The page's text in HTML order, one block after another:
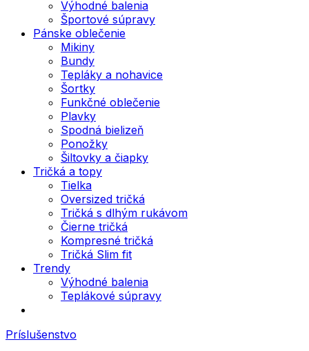
Výhodné balenia
Športové súpravy
Pánske oblečenie
Mikiny
Bundy
Tepláky a nohavice
Šortky
Funkčné oblečenie
Plavky
Spodná bielizeň
Ponožky
Šiltovky a čiapky
Tričká a topy
Tielka
Oversized tričká
Tričká s dlhým rukávom
Čierne tričká
Kompresné tričká
Tričká Slim fit
Trendy
Výhodné balenia
Teplákové súpravy
Príslušenstvo